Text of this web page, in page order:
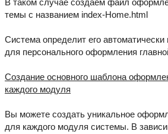
В таком случае создаём файл
темы с названием index-Home.html
Система определит его автоматически
для персонального оформления
Создание основного шаблона
каждого модуля
Вы можете создать уникальное
для каждого модуля системы. В